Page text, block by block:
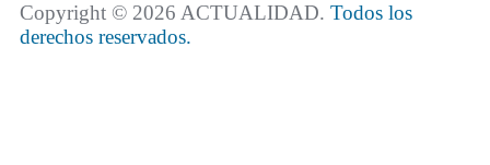
Copyright © 2026 ACTUALIDAD. Todos los
derechos reservados.